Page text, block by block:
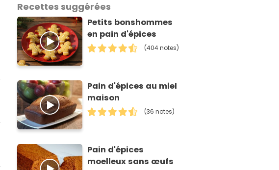
Recettes suggérées
Petits bonshommes
en pain d'épices
(404 notes)
Pain d'épices au miel
maison
(36 notes)
Pain d'épices
moelleux sans œufs